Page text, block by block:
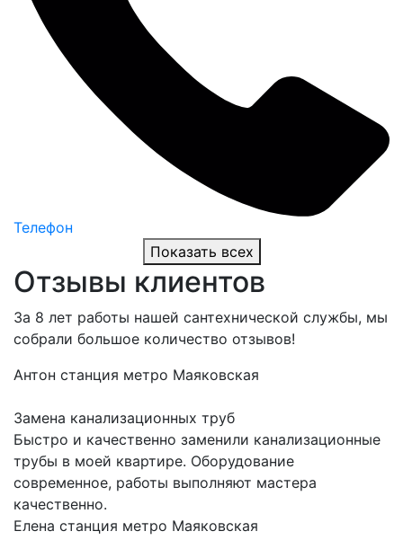
Телефон
Показать всех
Отзывы клиентов
За 8 лет работы нашей сантехнической службы, мы
собрали большое количество отзывов!
Антон станция метро Маяковская
Замена канализационных труб
Быстро и качественно заменили канализационные
трубы в моей квартире. Оборудование
современное, работы выполняют мастера
качественно.
Елена станция метро Маяковская